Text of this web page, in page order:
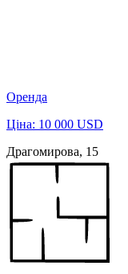
Оренда
Ціна: 10 000 USD
Драгомирова, 15